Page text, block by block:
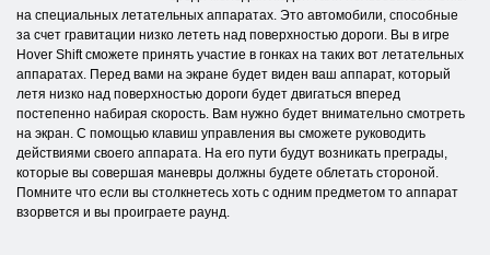
на специальных летательных аппаратах. Это автомобили, способные
за счет гравитации низко лететь над поверхностью дороги. Вы в игре
Hover Shift сможете принять участие в гонках на таких вот летательных
аппаратах. Перед вами на экране будет виден ваш аппарат, который
летя низко над поверхностью дороги будет двигаться вперед
постепенно набирая скорость. Вам нужно будет внимательно смотреть
на экран. С помощью клавиш управления вы сможете руководить
действиями своего аппарата. На его пути будут возникать преграды,
которые вы совершая маневры должны будете облетать стороной.
Помните что если вы столкнетесь хоть с одним предметом то аппарат
взорвется и вы проиграете раунд.